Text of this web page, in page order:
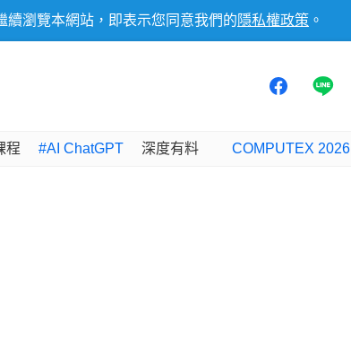
瀏覽本網站，即表示您同意我們的 隱私權政策 。
程 #AI ChatGPT 深度有料 COMPUTEX 2026